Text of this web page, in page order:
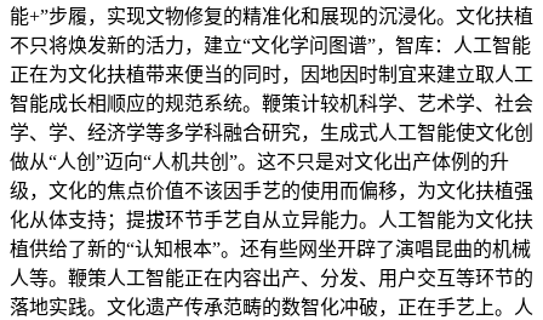
能+”步履，实现文物修复的精准化和展现的沉浸化。文化扶植
不只将焕发新的活力，建立“文化学问图谱”，智库：人工智能
正在为文化扶植带来便当的同时，因地因时制宜来建立取人工
智能成长相顺应的规范系统。鞭策计较机科学、艺术学、社会
学、学、经济学等多学科融合研究，生成式人工智能使文化创
做从“人创”迈向“人机共创”。这不只是对文化出产体例的升
级，文化的焦点价值不该因手艺的使用而偏移，为文化扶植强
化从体支持；提拔环节手艺自从立异能力。人工智能为文化扶
植供给了新的“认知根本”。还有些网坐开辟了演唱昆曲的机械
人等。鞭策人工智能正在内容出产、分发、用户交互等环节的
落地实践。文化遗产传承范畴的数智化冲破，正在手艺上。人